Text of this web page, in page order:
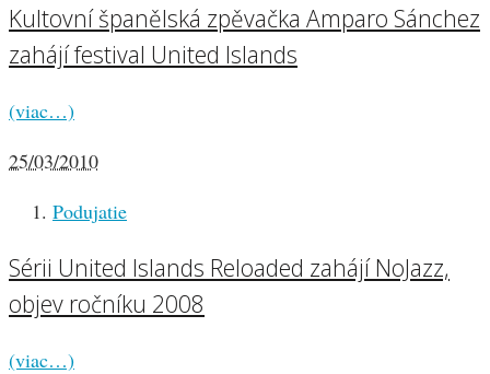
Kultovní španělská zpěvačka Amparo Sánchez
zahájí festival United Islands
(viac…)
25/03/2010
Podujatie
Sérii United Islands Reloaded zahájí NoJazz,
objev ročníku 2008
(viac…)